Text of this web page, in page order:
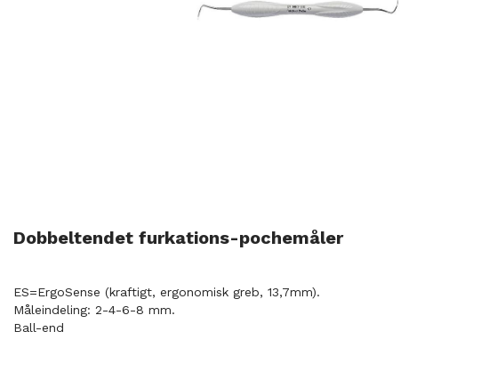
Dobbeltendet furkations-pochemåler
ES=ErgoSense (kraftigt, ergonomisk greb, 13,7mm).
Måleindeling: 2-4-6-8 mm.
Ball-end